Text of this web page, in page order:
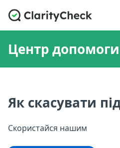
Центр
Як скасувати
Скористайся нашим